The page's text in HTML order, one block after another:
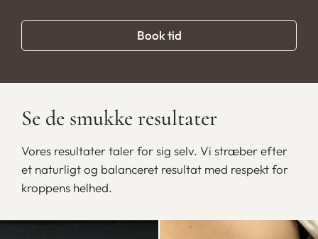
Book tid
Se de smukke resultater
Vores resultater taler for sig selv. Vi stræber efter
et naturligt og balanceret resultat med respekt for
kroppens helhed.